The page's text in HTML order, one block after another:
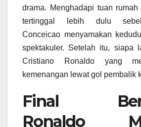
drama. Menghadapi tuan rumah
tertinggal lebih dulu
Conceicao menyamakan
spektakuler. Setelah itu, siapa
Cristiano Ronaldo yang
kemenangan lewat gol pembalik
Final
Ronaldo